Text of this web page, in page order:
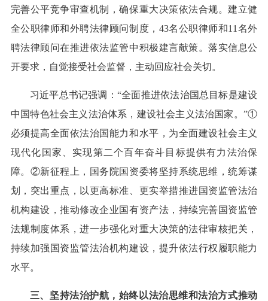
完善公平竞争审查机制，确保重大决策依法合规。建立健
全公职律师和外聘法律顾问制度，43名公职律师和11名外
聘法律顾问在推进依法监管中积极建言献策。落实信息公
开要求，自觉接受社会监督，主动回应社会关切。
习近平总书记强调：“全面推进依法治国总目标是建设
中国特色社会主义法治体系，建设社会主义法治国家。”①
必须提高全面依法治国能力和水平，为全面建设社会主义
现代化国家、实现第二个百年奋斗目标提供有力法治保
障。②新征程上，国务院国资委将坚持系统思维，统筹谋
划，突出重点，以更高标准、更实举措推进国资监管法治
机构建设，推动修改企业国有资产法，持续完善国资监管
法规制度体系，进一步强化对重大决策的法律审核把关，
持续加强国资监管法治机构建设，提升依法行权履职能力
水平。
三、坚持法治护航，始终以法治思维和法治方式推动